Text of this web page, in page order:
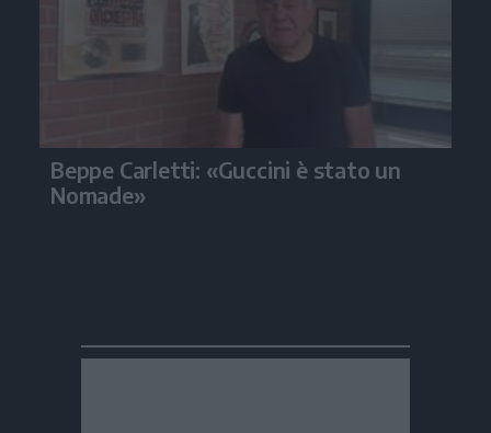
Beppe Carletti: «Guccini è stato un
Nomade»